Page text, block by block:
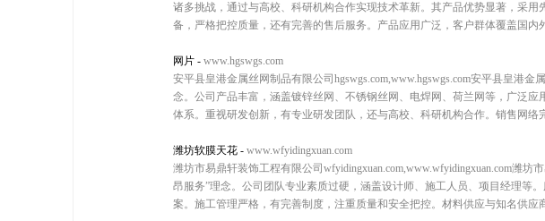
诸多挑战，通过与高校、科研机构合作实现技术革新。其产品优势显著，采
备，严格把控质量，还有完善的售后服务。产品应用广泛，客户群体覆盖国内
网片 - www.hgswgs.com
安平县皇港金属丝网制品有限公司hgswgs.com,www.hgswgs.com安平县皇港
念。公司产品丰富，涵盖镀锌丝网、不锈钢丝网、电焊网、荷兰网等，广泛
体系。重视研发创新，有专业研发团队，还与高校、科研机构合作。销售网络
潍坊软膜天花 - www.wfyidingxuan.com
潍坊市易鼎轩装饰工程有限公司wfyidingxuan.com,www.wfyidingxuan.com潍
昂服务”理念。公司团队专业素质过硬，涵盖设计师、施工人员、项目经理等
案。施工管理严格，有完善制度，注重质量和安全把控。材料供应与知名供应